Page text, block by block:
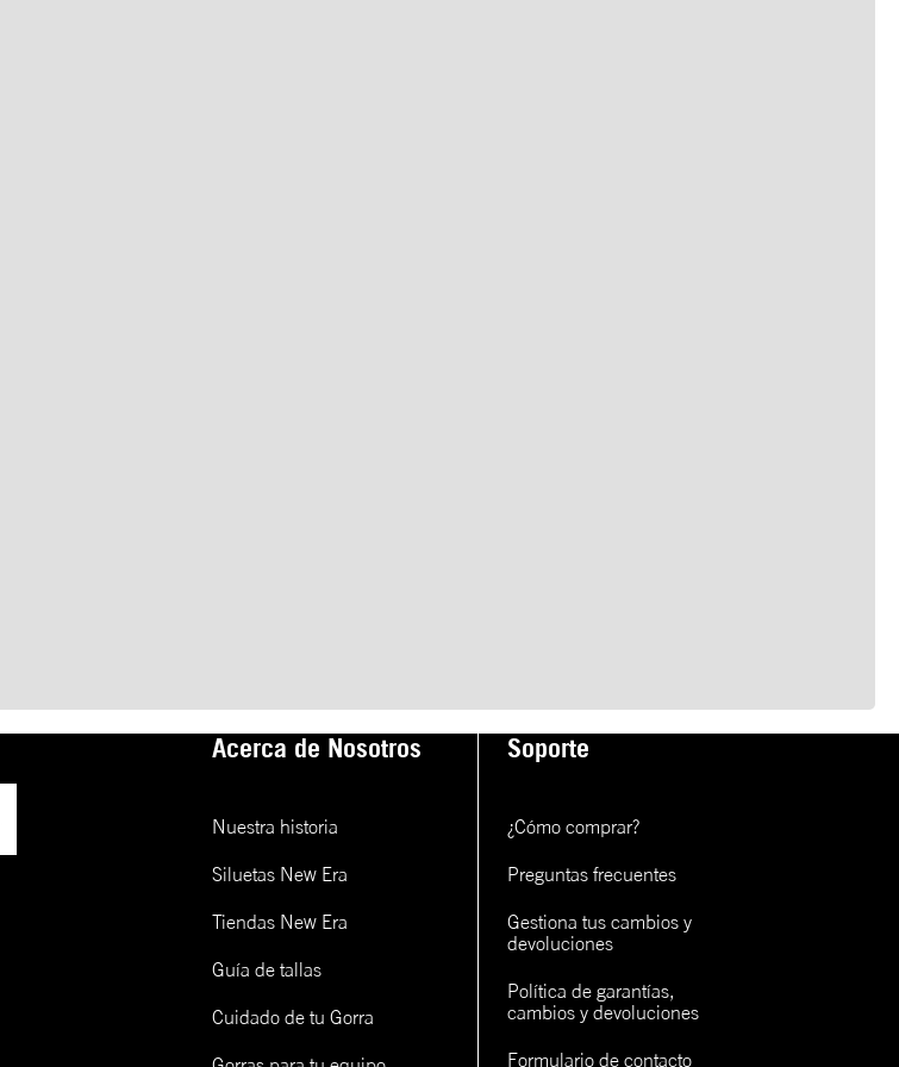
Acerca de Nosotros
Nuestra historia
Siluetas New Era
Tiendas New Era
Guía de tallas
Cuidado de tu Gorra
Soporte
¿Cómo comprar?
Preguntas frecuentes
Gestiona tus cambios y
devoluciones
Política de garantías,
cambios y devoluciones
Formulario de contacto